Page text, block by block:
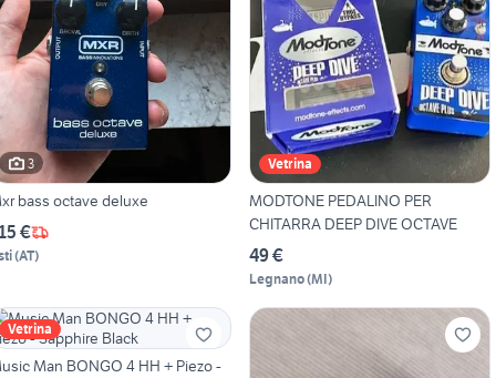
3
bass octave deluxe
€
(AT)
Vetrina
MODTONE PEDALINO PER
CHITARRA DEEP DIVE OCTAVE
49 €
Legnano(MI)
Vetrina
Man BONGO 4 HH + Piezo -